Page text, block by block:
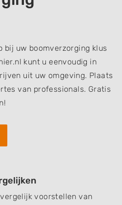
bij uw boomverzorging klus
kunt u eenvoudig in
uit uw omgeving. Plaats
van professionals. Gratis
voorstellen van